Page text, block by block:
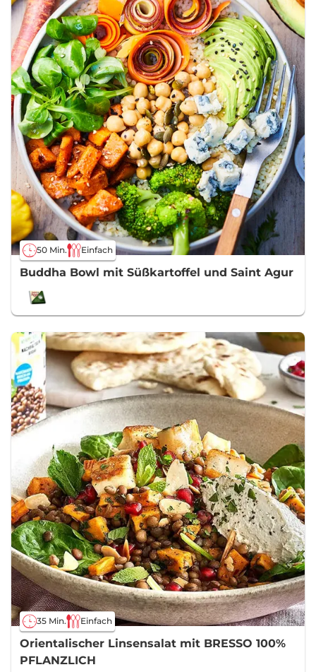
50 Min. Einfach
Buddha Bowl mit Süßkartoffel und Saint Agur
35 Min. Einfach
Orientalischer Linsensalat mit BRESSO 100%
PFLANZLICH